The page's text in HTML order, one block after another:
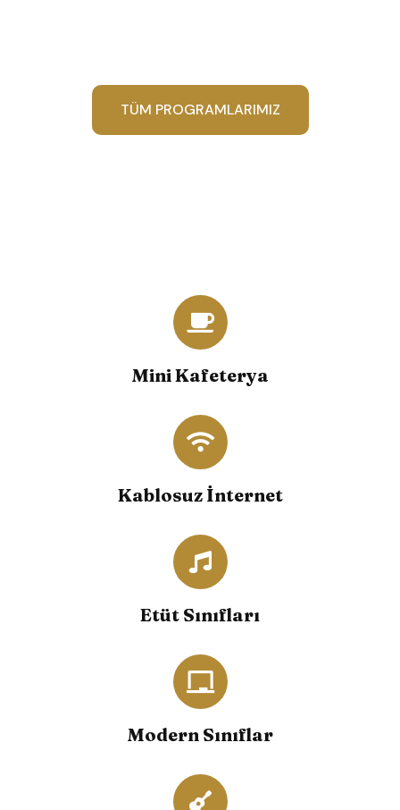
TÜM PROGRAMLARIMIZ
Mini Kafeterya
Kablosuz İnternet
Etüt Sınıfları
Modern Sınıflar